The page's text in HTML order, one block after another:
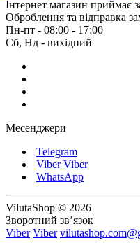
Інтернет магазин приймає
Оброблення та відправка
Пн-пт - 08:00 - 17:00
Сб, Нд - вихідний
Месенджери
Telegram
Viber Viber
WhatsApp
VilutaShop © 2026
Зворотний зв’язок
Viber Viber